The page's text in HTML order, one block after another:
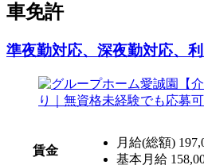
車免許
準夜勤対応、深夜勤対応、
賃金
月給(総額)
基本月給